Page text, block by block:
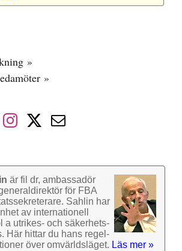
»
»
är fil dr, ambassadör
för FBA
Sahlin har
av inter­nationell
a utrikes- och säkerhets­
Här hittar du hans regel­
över omvärlds­läget. Läs mer »